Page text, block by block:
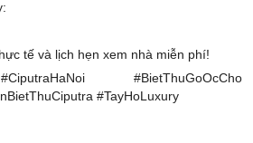
tế và lịch hẹn xem nhà miễn phí!
#BietThuGoOcCho
#TayHoLuxury